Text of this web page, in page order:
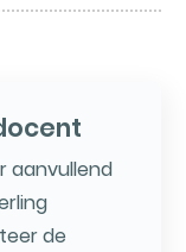
aanvullend
de